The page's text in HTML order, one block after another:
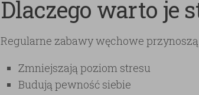
Dlaczego warto je
Regularne zabawy węchowe
Zmniejszają poziom stresu
Budują pewność siebie